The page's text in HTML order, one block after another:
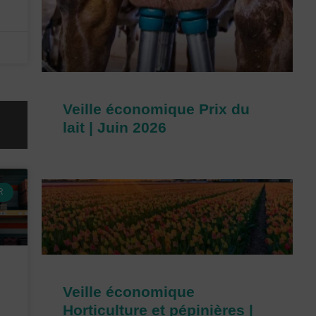
Veille économique Prix du
lait | Juin 2026
Veille économique
Horticulture et pépinières |